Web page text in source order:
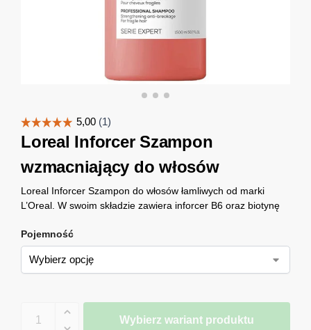
Loreal Inforcer Szampon
wzmacniający do włosów
Loreal Inforcer Szampon do włosów łamliwych od marki
L’Oreal. W swoim składzie zawiera inforcer B6 oraz biotynę
Pojemność
Wybierz wariant produktu